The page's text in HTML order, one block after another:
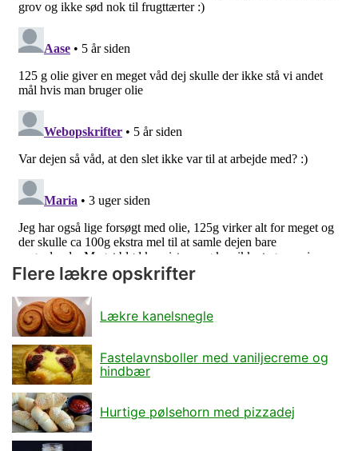
Flere lækre opskrifter
Lækre kanelsnegle
Fastelavnsboller med vaniljecreme og
hindbær
Hurtige pølsehorn med pizzadej